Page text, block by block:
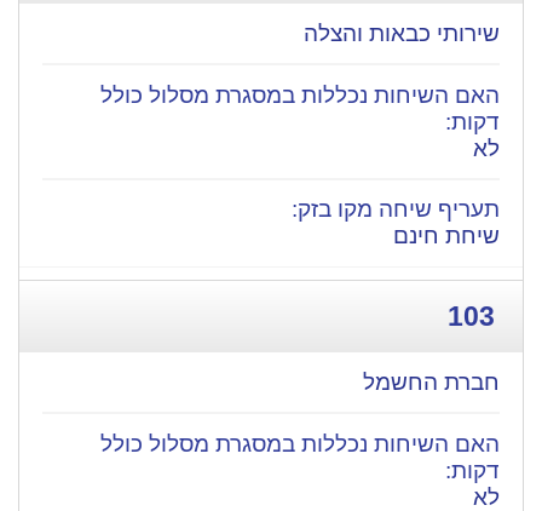
שירותי כבאות והצלה
לא
שיחת חינם
103
חברת החשמל
לא